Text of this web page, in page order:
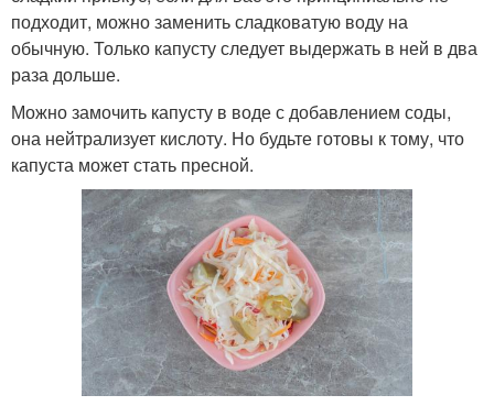
подходит, можно заменить сладковатую воду на
обычную. Только капусту следует выдержать в ней в два
раза дольше.
Можно замочить капусту в воде с добавлением соды,
она нейтрализует кислоту. Но будьте готовы к тому, что
капуста может стать пресной.